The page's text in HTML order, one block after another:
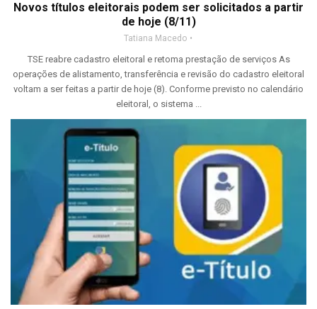
Novos títulos eleitorais podem ser solicitados a partir
de hoje (8/11)
Tatiana Macedo
TSE reabre cadastro eleitoral e retoma prestação de serviços As
operações de alistamento, transferência e revisão do cadastro eleitoral
voltam a ser feitas a partir de hoje (8). Conforme previsto no calendário
eleitoral, o sistema ...